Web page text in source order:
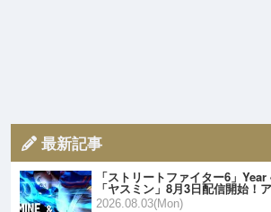
最新記事
「ストリートファイター6」
「ヤスミン」8月3日配信開始！
2026.08.03(Mon)